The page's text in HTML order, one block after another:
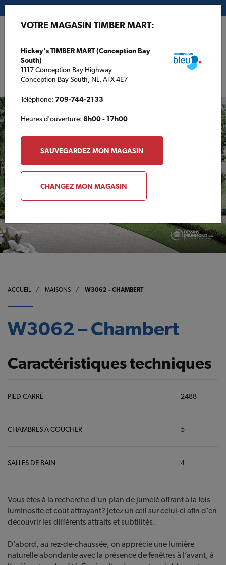
ACCUEIL / MAISONS / W3062 – CHAMBERT
W3062 – Chambert
Caractéristiques techniques
PIED CARRÉ 2488
CHAMBRES À COUCHER 5
SALLES DE BAIN 4
Vous êtes à la recherche d’un plan de jumelé offrant à la fois
luminosité et coût attrayant? Jetez un œil sur celui-ci afin d’en
découvrir les différents attraits et subtilités.
D’abord, au rez-de-chaussée, on apprécie une lumière
naturelle abondante avec la présence de fenêtres à l’avant, à
VOTRE MAGASIN TIMBER MART:
Hickey's TIMBER MART (Conception Bay
South)
1117 Conception Bay Highway
Conception Bay South, NL, A1X 4E7
Téléphone: 709-744-2133
Heures d'ouverture: 8h00 - 17h00
SAUVEGARDEZ MON MAGASIN
CHANGEZ MON MAGASIN